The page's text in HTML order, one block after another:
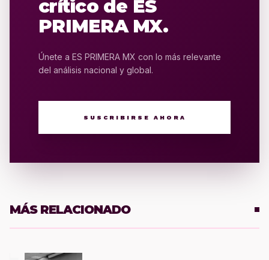
crítico de ES
PRIMERA MX.
Únete a ES PRIMERA MX con lo más relevante
del análisis nacional y global.
SUSCRIBIRSE AHORA
MÁS RELACIONADO